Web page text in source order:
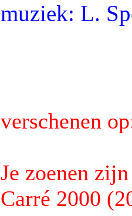
muziek: L.
verschenen
Je zoenen
Carré 2000